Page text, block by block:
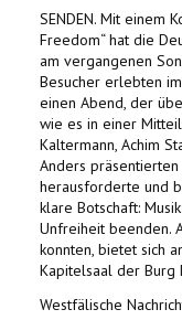
CHRONOLOGIE
KORONOWO
BILDERGALERIEN
WIR ÜBER UNS
SENDEN. Mit einem
Freedom“ hat die
am vergangenen
Besucher erlebten
einen Abend, der
wie es in einer
Kaltermann, Achim
Anders
herausforderte und
klare Botschaft:
Unfreiheit beenden.
konnten, bietet sich
Kapitelsaal der Burg
Westfälische